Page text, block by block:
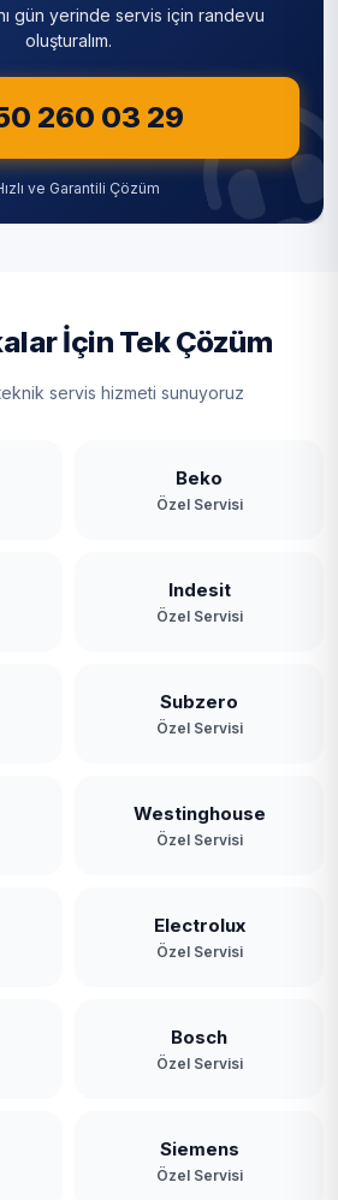
gün yerinde servis için randevu
oluşturalım.
260 03 29
ve Garantili Çözüm
İçin Tek Çözüm
servis hizmeti sunuyoruz
Beko
Özel Servisi
Indesit
Özel Servisi
Subzero
Özel Servisi
Westinghouse
Özel Servisi
Electrolux
Özel Servisi
Bosch
Özel Servisi
Siemens
Özel Servisi